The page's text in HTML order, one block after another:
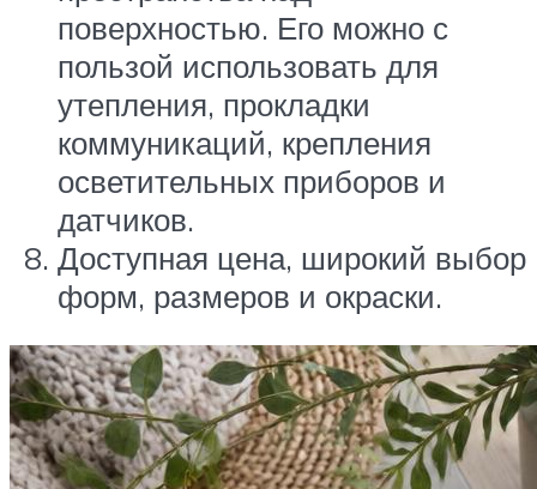
поверхностью. Его можно с
пользой использовать для
утепления, прокладки
коммуникаций, крепления
осветительных приборов и
датчиков.
Доступная цена, широкий выбор
форм, размеров и окраски.